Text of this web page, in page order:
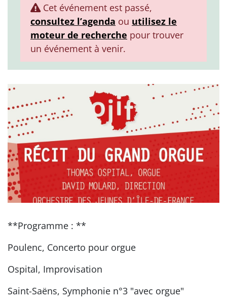
Cet événement est passé,
consultez l’agenda ou utilisez le
moteur de recherche pour trouver
un événement à venir.
**Programme : **
Poulenc, Concerto pour orgue
Ospital, Improvisation
Saint-Saëns, Symphonie n°3 "avec orgue"